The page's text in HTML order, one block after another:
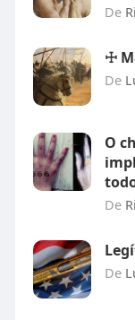
De
☩
De
O
De
De